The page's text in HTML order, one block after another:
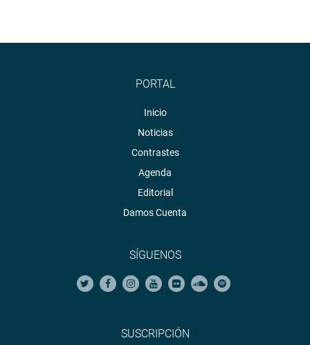
PORTAL
Inicio
Noticias
Contrastes
Agenda
Editorial
Damos Cuenta
SÍGUENOS
SUSCRIPCIÓN